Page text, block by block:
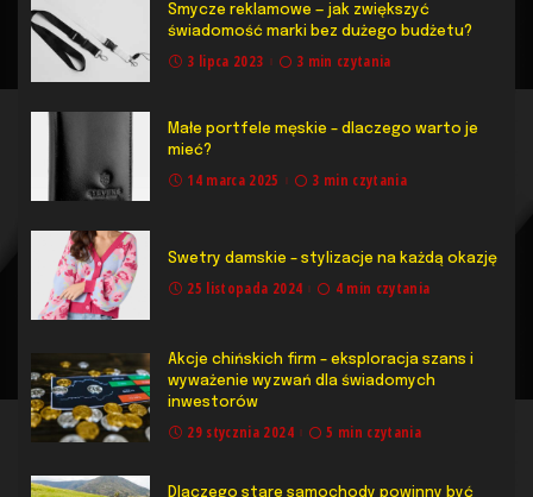
Smycze reklamowe — jak zwiększyć
świadomość marki bez dużego budżetu?
3 lipca 2023 3 min czytania
Małe portfele męskie – dlaczego warto je
mieć?
14 marca 2025 3 min czytania
Swetry damskie – stylizacje na każdą okazję
25 listopada 2024 4 min czytania
Akcje chińskich firm – eksploracja szans i
wyważenie wyzwań dla świadomych
inwestorów
29 stycznia 2024 5 min czytania
Dlaczego stare samochody powinny być